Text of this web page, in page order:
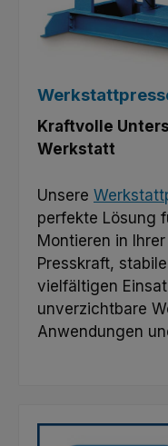
Kraftvolle
Werkstatt
Unsere
perfekte Lösung
Montieren in
Presskraft,
vielfältigen
unverzichtbare
Anwendungen